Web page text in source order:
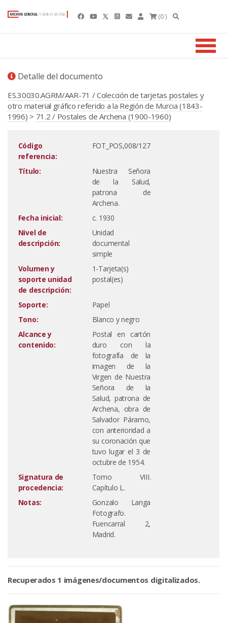
(0 )
Detalle del documento
ES.30030.AGRM/AAR-71 / Colección de tarjetas postales y
otro material gráfico referido a la Región de Murcia (1843-
1996) > 71.2 / Postales de Archena (1900-1960)
Código
referencia:
FOT_POS,008/127
Título:
Nuestra Señora
de la Salud,
patrona de
Archena.
Fecha inicial:
c. 1930
Nivel de
descripción:
Unidad
documental
simple
Volumen y
soporte unidad
de descripción:
1-Tarjeta(s)
postal(es)
Soporte:
Papel
Tono:
Blanco y negro
Alcance y
contenido:
Postal en cartón
duro con la
fotografía de la
imagen de la
Virgen de Nuestra
Señora de la
Salud, patrona de
Archena, obra de
Salvador Páramo,
con anterioridad a
su coronación que
tuvo lugar el 3 de
octubre de 1954.
Signatura de
procedencia:
Tomo VIII.
Capítulo L.
Notas:
Gonzalo Langa
Fotografo.
Fuencarral 2,
Madrid.
Recuperados 1 imágenes/documentos digitalizados.